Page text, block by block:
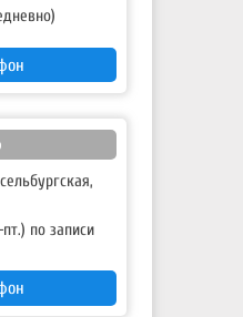
25
по записи